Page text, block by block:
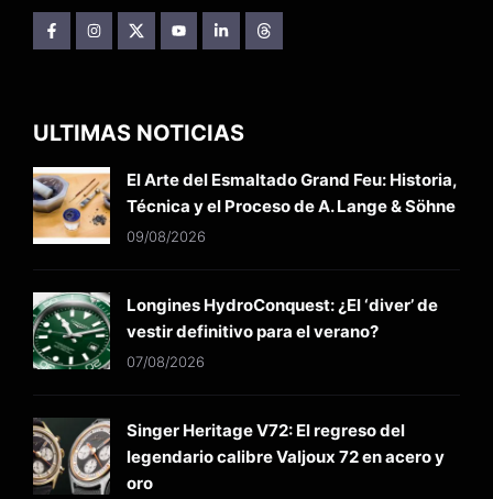
ULTIMAS NOTICIAS
El Arte del Esmaltado Grand Feu: Historia,
Técnica y el Proceso de A. Lange & Söhne
09/08/2026
Longines HydroConquest: ¿El ‘diver’ de
vestir definitivo para el verano?
07/08/2026
Singer Heritage V72: El regreso del
legendario calibre Valjoux 72 en acero y
oro